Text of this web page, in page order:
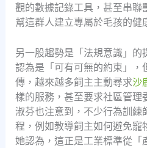
觀的數據記錄工具，甚至串聯
幫這群人建立專屬於毛孩的健
另一股趨勢是「法規意識」的
認為是「可有可無的約束」，
傳，越來越多飼主主動尋求沙
樣的服務，甚至要求社區管理
淑芬也注意到，不少行為訓練
程，例如教導飼主如何避免寵
她認為，這正是工業標準從「